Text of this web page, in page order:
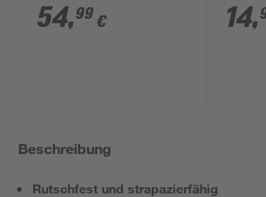
kw, 2-flammig
54,99 €
40
14,
Beschreibung
Rutschfest und strapazierfähig